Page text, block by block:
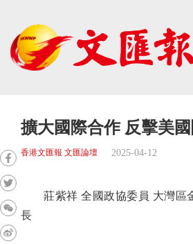
擴大國際合作 反擊美
香港文匯報 文匯論壇 2025-04-12
莊紫祥 全國政協委員 大灣區
長